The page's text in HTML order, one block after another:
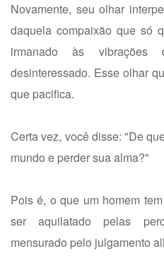
Novamente, seu olhar
daquela compaixão que só
irmanado às
desinteressado. Esse olhar
que pacifica.
Certa vez, você disse: "De
mundo e perder sua alma?"
Pois é, o que um homem
ser aquilatado pelas
mensurado pelo julgamento